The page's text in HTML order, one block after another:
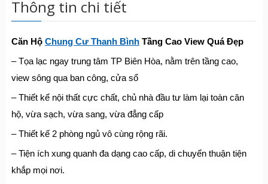
Thông tin chi tiết
Căn Hộ Chung Cư Thanh BìnhTầng Cao View Quá Đẹp
– Tọa lạc ngay trung tâm TP Biên Hòa, nằm trên tầng cao,
view sông qua ban công, cửa sổ
– Thiết kế nội thất cực chất, chủ nhà đầu tư làm lại toàn căn
hộ, vừa sạch, vừa sang, vừa đẳng cấp
– Thiết kế 2 phòng ngủ vô cùng rộng rãi.
– Tiện ích xung quanh đa dạng cao cấp, di chuyển thuận tiện
khắp mọi nơi.